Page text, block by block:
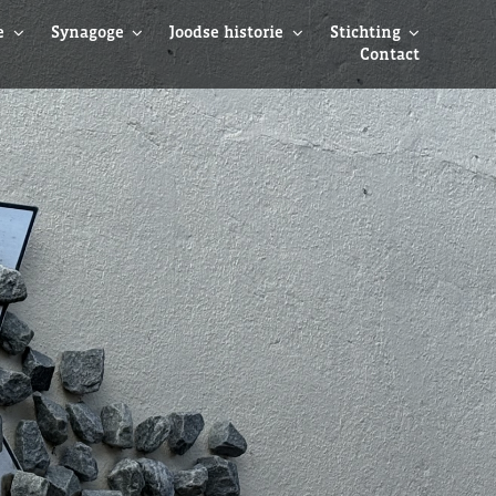
Synagoge Joodse historie
Stichting
Contact